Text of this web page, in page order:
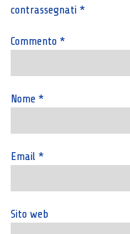
contrassegnati *
Commento *
Nome *
Email *
Sito web